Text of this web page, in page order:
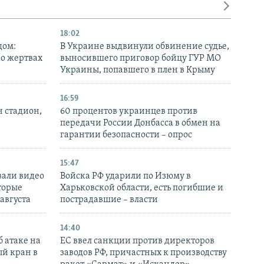
жертвах
18:02
В Украине выдвинули обвинение судье,
выносившего приговор бойцу ГУР МО
Украины, попавшего в плен в Крыму
стадион,
16:59
60 процентов украинцев против
передачи России Донбасса в обмен на
гарантии безопасности – опрос
видео
15:47
Войска РФ ударили по Изюму в
Харьковской области, есть погибшие и
пострадавшие – власти
на
кран в
14:40
ЕС ввел санкции против директоров
заводов РФ, причастных к производству